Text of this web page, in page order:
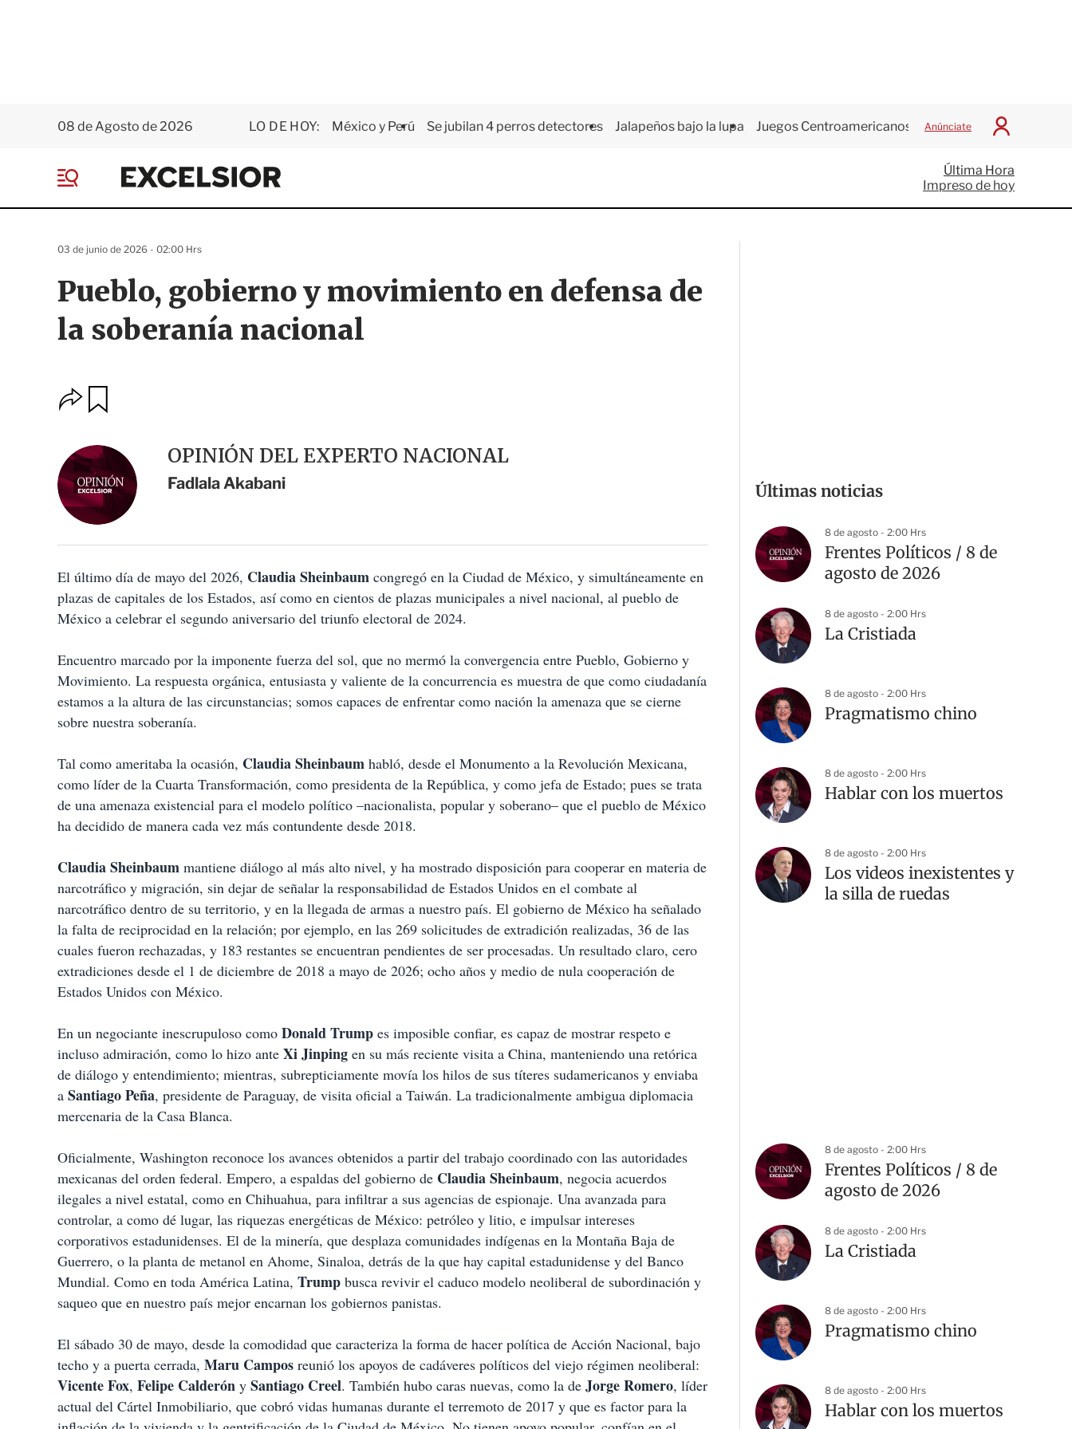
08 de Agosto de 2026 LO DE HOY: México y Perú Se jubilan 4 perros detectores Jalapeños bajo la lupa Juegos Centroamericanos Anúnciate
I
c
i
a
E
x
e
r
e
Última Hora
Impreso de hoy
Pueblo, gobierno y movimiento en defensa de
la soberanía nacional
03 de junio de 2026 - 02:00 Hrs
O
p
o
n
e
s
e
c
m
a
r
r
d
r
OPINIÓN DEL EXPERTO NACIONAL
Fadlala Akabani
El último día de mayo del 2026, Claudia Sheinbaum congregó en la Ciudad de México, y simultáneamente en
plazas de capitales de los Estados, así como en cientos de plazas municipales a nivel nacional, al pueblo de
México a celebrar el segundo aniversario del triunfo electoral de 2024.
Encuentro marcado por la imponente fuerza del sol, que no mermó la convergencia entre Pueblo, Gobierno y
Movimiento. La respuesta orgánica, entusiasta y valiente de la concurrencia es muestra de que como ciudadanía
estamos a la altura de las circunstancias; somos capaces de enfrentar como nación la amenaza que se cierne
sobre nuestra soberanía.
Tal como ameritaba la ocasión, Claudia Sheinbaum habló, desde el Monumento a la Revolución Mexicana,
como líder de la Cuarta Transformación, como presidenta de la República, y como jefa de Estado; pues se trata
de una amenaza existencial para el modelo político –nacionalista, popular y soberano– que el pueblo de México
ha decidido de manera cada vez más contundente desde 2018.
Claudia Sheinbaum mantiene diálogo al más alto nivel, y ha mostrado disposición para cooperar en materia de
narcotráfico y migración, sin dejar de señalar la responsabilidad de Estados Unidos en el combate al
narcotráfico dentro de su territorio, y en la llegada de armas a nuestro país. El gobierno de México ha señalado
la falta de reciprocidad en la relación; por ejemplo, en las 269 solicitudes de extradición realizadas, 36 de las
cuales fueron rechazadas, y 183 restantes se encuentran pendientes de ser procesadas. Un resultado claro, cero
extradiciones desde el 1 de diciembre de 2018 a mayo de 2026; ocho años y medio de nula cooperación de
Estados Unidos con México.
En un negociante inescrupuloso como Donald Trump es imposible confiar, es capaz de mostrar respeto e
incluso admiración, como lo hizo ante Xi Jinping en su más reciente visita a China, manteniendo una retórica
de diálogo y entendimiento; mientras, subrepticiamente movía los hilos de sus títeres sudamericanos y enviaba
a Santiago Peña, presidente de Paraguay, de visita oficial a Taiwán. La tradicionalmente ambigua diplomacia
mercenaria de la Casa Blanca.
Oficialmente, Washington reconoce los avances obtenidos a partir del trabajo coordinado con las autoridades
mexicanas del orden federal. Empero, a espaldas del gobierno de Claudia Sheinbaum, negocia acuerdos
ilegales a nivel estatal, como en Chihuahua, para infiltrar a sus agencias de espionaje. Una avanzada para
controlar, a como dé lugar, las riquezas energéticas de México: petróleo y litio, e impulsar intereses
corporativos estadunidenses. El de la minería, que desplaza comunidades indígenas en la Montaña Baja de
Guerrero, o la planta de metanol en Ahome, Sinaloa, detrás de la que hay capital estadunidense y del Banco
Mundial. Como en toda América Latina, Trump busca revivir el caduco modelo neoliberal de subordinación y
saqueo que en nuestro país mejor encarnan los gobiernos panistas.
El sábado 30 de mayo, desde la comodidad que caracteriza la forma de hacer política de Acción Nacional, bajo
techo y a puerta cerrada, Maru Campos reunió los apoyos de cadáveres políticos del viejo régimen neoliberal:
Vicente Fox, Felipe Calderón y Santiago Creel. También hubo caras nuevas, como la de Jorge Romero, líder
actual del Cártel Inmobiliario, que cobró vidas humanas durante el terremoto de 2017 y que es factor para la
Últimas noticias
8 de agosto - 2:00 Hrs
Frentes Políticos / 8 de
agosto de 2026
8 de agosto - 2:00 Hrs
La Cristiada
8 de agosto - 2:00 Hrs
Pragmatismo chino
8 de agosto - 2:00 Hrs
Hablar con los muertos
8 de agosto - 2:00 Hrs
Los videos inexistentes y
la silla de ruedas
8 de agosto - 2:00 Hrs
Frentes Políticos / 8 de
agosto de 2026
8 de agosto - 2:00 Hrs
La Cristiada
8 de agosto - 2:00 Hrs
Pragmatismo chino
8 de agosto - 2:00 Hrs
Hablar con los muertos